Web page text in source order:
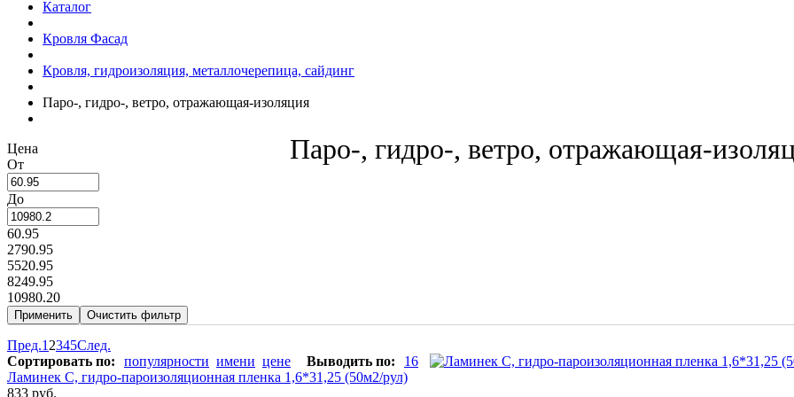
Каталог
Кровля Фасад
Кровля, гидроизоляция, металлочерепица, сайдинг
Паро-, гидро-, ветро, отражающая-изоляция
Цена
От
До
60.95
2790.95
5520.95
8249.95
10980.20
Паро-, гидро-, ветро, отражающая-
Пред.1 2345След.
Сортировать по:
популярности имени цене Выводить по:
16
Ламинек С, гидро-пароизоляционная пленка 1,6*31,25 (50м2/рул)
833 руб.